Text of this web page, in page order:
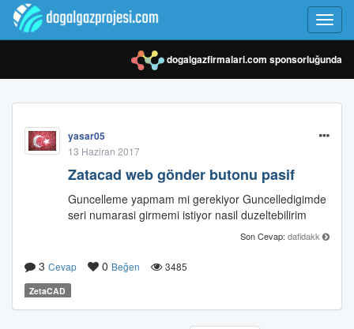
dogalgazfirmalari.com sponsorluğunda
yasar05
13 Haziran 2017
Zatacad web gönder butonu pasif
Guncelleme yapmam mi gerekiyor Guncelledigimde
seri numarasi girmemi istiyor nasil duzeltebilirim
Son Cevap: dafidakk
3 Cevap 0 Beğen 3485
ZetaCAD